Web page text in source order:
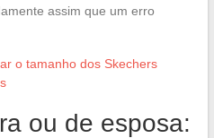
assim que um erro
o tamanho dos Skechers
ou de esposa: